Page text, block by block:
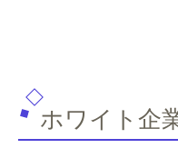
ホワイト企